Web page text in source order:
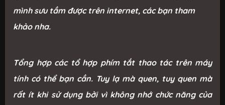
mình sưu tầm được trên internet, các bạn tham
khảo nha.
Tổng hợp các tổ hợp phím tắt thao tác trên máy
tính có thể bạn cần. Tuy lạ mà quen, tuy quen mà
rất ít khi sử dụng bởi vì không nhớ chức năng của